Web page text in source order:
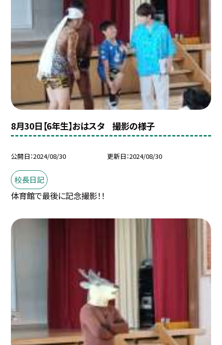
8月30日【6年生】おはスタ 撮影の様子
公開日 2024/08/30 更新日 2024/08/30
校長日記
体育館で最後に記念撮影！！